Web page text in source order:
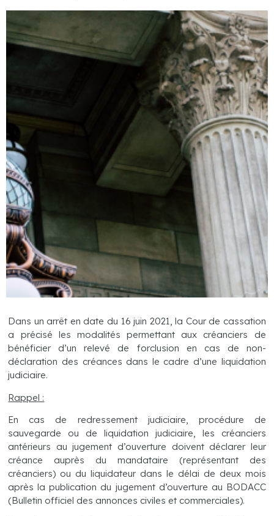
Dans un arrêt en date du 16 juin 2021, la Cour de cassation
a précisé les modalités permettant aux créanciers de
bénéficier d’un relevé de forclusion en cas de non-
déclaration des créances dans le cadre d’une liquidation
judiciaire.
Rappel :
En cas de redressement judiciaire, procédure de
sauvegarde ou de liquidation judiciaire, les créanciers
antérieurs au jugement d’ouverture doivent déclarer leur
créance auprès du mandataire (représentant des
créanciers) ou du liquidateur dans le délai de deux mois
après la publication du jugement d’ouverture au BODACC
(Bulletin officiel des annonces civiles et commerciales).